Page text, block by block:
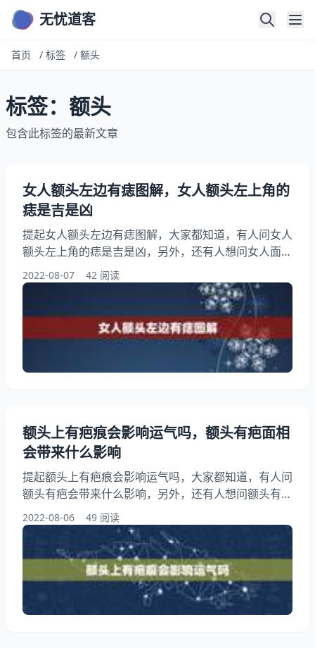
无忧道客
首页 / 标签 / 额头
标签：额头
包含此标签的最新文章
女人额头左边有痣图解，女人额头左上角的
痣是吉是凶
提起女人额头左边有痣图解，大家都知道，有人问女人
额头左上角的痣是吉是凶，另外，还有人想问女人面部
痣相图解 哪些是幸运痣，你知道这是怎么回事？其实
女人额头左边靠近中间偏上的痣，是克夫痣吗？下面就
一起来看看女人额头左上角的痣是吉是凶，希望能够帮
助到大家！ 女人额头左边有痣图解 1、女人额头左上
角的痣是吉是凶 女人额头中间有痣是“吉祥痣”额头正中
的痣是痣，代表，仁爱。额头上有痣的人慎重、踏实、
贤妻良母
2022-08-07 42 阅读
额头上有疤痕会影响运气吗，额头有疤面相
会带来什么影响
提起额头上有疤痕会影响运气吗，大家都知道，有人问
额头有疤会带来什么影响，另外，还有人想问额头有疤
痕的怎么样？你知道这是怎么回事？其实额头上有疤痕
会影响财运吗？会对个人运势产生影响吗，下面就一起
来看看额头有疤会带来什么影响，希望能够帮助到大
家！ 额头上有疤痕会影响运气吗 1、额头有疤会带来
什么影响 2、额头有疤痕的怎么样？ 3、额头上有疤痕
会影响财运吗？会对个人运势产生影响吗
2022-08-06 49 阅读